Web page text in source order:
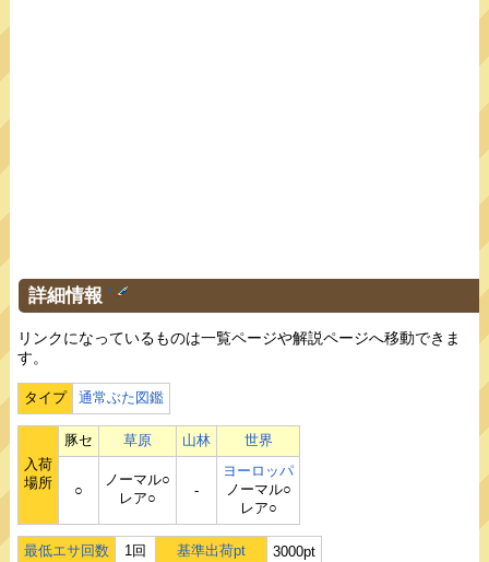
詳細情報 †
リンクになっているものは一覧ページや解説ページへ移動できま
す。
タイプ 通常ぶた図鑑
入荷
場所
豚セ 草原 山林 世界
○
ノーマル○
レア○
‐
ヨーロッパ
ノーマル○
レア○
最低エサ回数 1回 基準出荷pt
3000pt